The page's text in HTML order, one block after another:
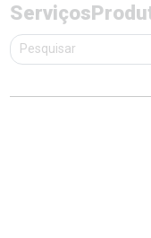
Serviços